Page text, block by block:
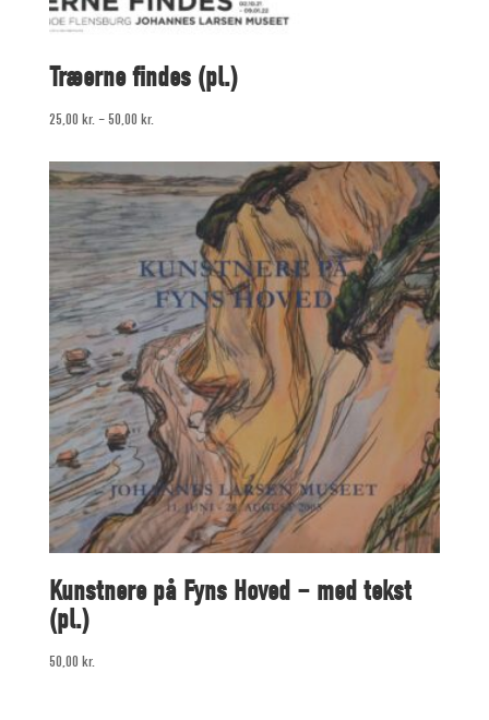
Træerne findes (pl.)
25,00 kr.–50,00 kr.
Kunstnere på Fyns Hoved – med tekst
(pl.)
50,00 kr.